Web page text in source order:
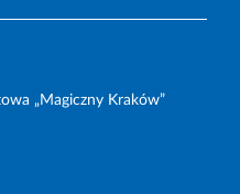
„Magiczny Kraków”